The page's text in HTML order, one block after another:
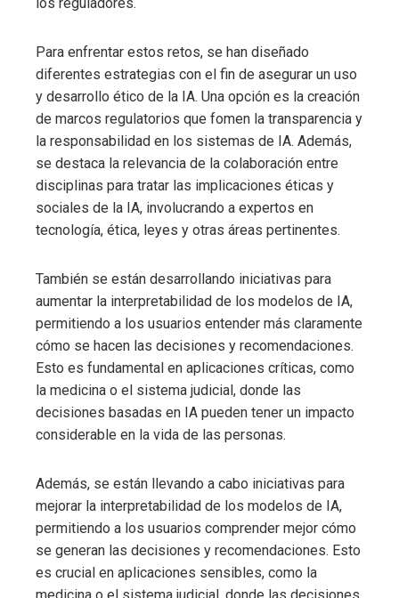
los reguladores.
Para enfrentar estos retos, se han diseñado
diferentes estrategias con el fin de asegurar un uso
y desarrollo ético de la IA. Una opción es la creación
de marcos regulatorios que fomen la transparencia y
la responsabilidad en los sistemas de IA. Además,
se destaca la relevancia de la colaboración entre
disciplinas para tratar las implicaciones éticas y
sociales de la IA, involucrando a expertos en
tecnología, ética, leyes y otras áreas pertinentes.
También se están desarrollando iniciativas para
aumentar la interpretabilidad de los modelos de IA,
permitiendo a los usuarios entender más claramente
cómo se hacen las decisiones y recomendaciones.
Esto es fundamental en aplicaciones críticas, como
la medicina o el sistema judicial, donde las
decisiones basadas en IA pueden tener un impacto
considerable en la vida de las personas.
Además, se están llevando a cabo iniciativas para
mejorar la interpretabilidad de los modelos de IA,
permitiendo a los usuarios comprender mejor cómo
se generan las decisiones y recomendaciones. Esto
es crucial en aplicaciones sensibles, como la